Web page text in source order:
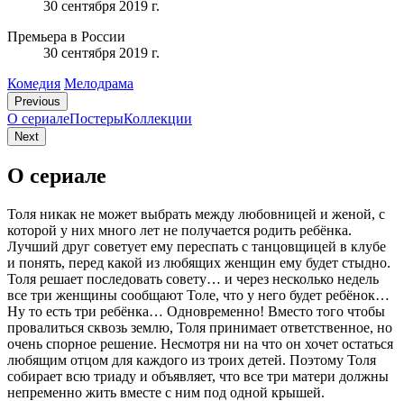
30 сентября 2019 г.
Премьера в России
30 сентября 2019 г.
Комедия Мелодрама
Previous
О сериалеПостерыКоллекции
Next
О сериале
Толя никак не может выбрать между любовницей и женой, с
которой у них много лет не получается родить ребёнка.
Лучший друг советует ему переспать с танцовщицей в клубе
и понять, перед какой из любящих женщин ему будет стыдно.
Толя решает последовать совету… и через несколько недель
все три женщины сообщают Толе, что у него будет ребёнок…
Ну то есть три ребёнка… Одновременно! Вместо того чтобы
провалиться сквозь землю, Толя принимает ответственное, но
очень спорное решение. Несмотря ни на что он хочет остаться
любящим отцом для каждого из троих детей. Поэтому Толя
собирает всю триаду и объявляет, что все три матери должны
непременно жить вместе с ним под одной крышей.